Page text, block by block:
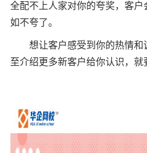
全配不上人家对你的夸奖，客
如不夸了。
想让客户感受到你的热情和
至介绍更多新客户给你认识，就